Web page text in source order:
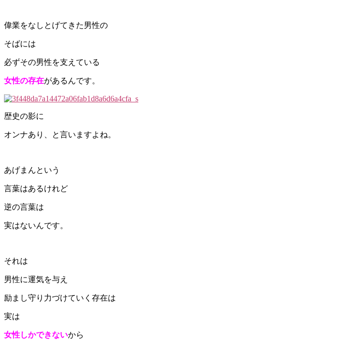
偉業をなしとげてきた男性の
そばには
必ずその男性を支えている
女性の存在があるんです。
歴史の影に
オンナあり、と言いますよね。
あげまんという
言葉はあるけれど
逆の言葉は
実はないんです。
それは
男性に運気を与え
励まし守り力づけていく存在は
実は
女性しかできないから